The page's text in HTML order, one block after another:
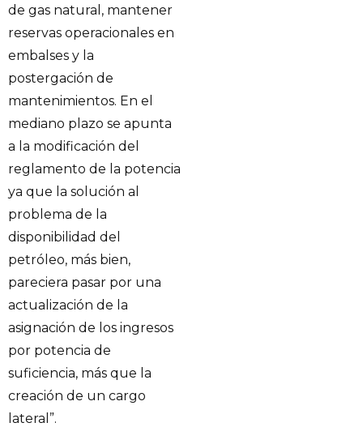
de gas natural, mantener
reservas operacionales en
embalses y la
postergación de
mantenimientos. En el
mediano plazo se apunta
a la modificación del
reglamento de la potencia
ya que la solución al
problema de la
disponibilidad del
petróleo, más bien,
pareciera pasar por una
actualización de la
asignación de los ingresos
por potencia de
suficiencia, más que la
creación de un cargo
lateral”.